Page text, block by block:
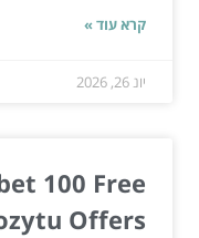
קרא עוד »
יונ 26, 2026
100 Free
Offers